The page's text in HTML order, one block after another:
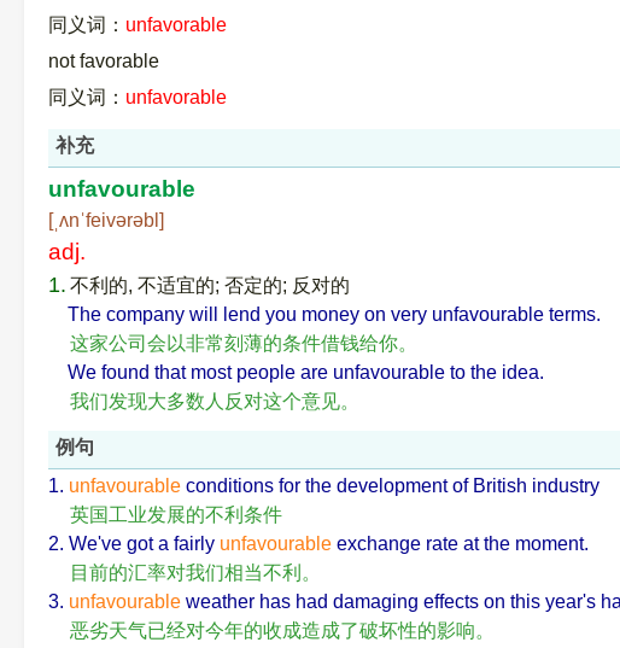
同义词： unfavorable
not favorable
同义词： unfavorable
补充
unfavourable
[ˌʌnˈfeivərəbl]
adj.
1. 不利的, 不适宜的; 否定的; 反对的
The company will lend you money on very unfavourable terms.
这家公司会以非常刻薄的条件借钱给你。
We found that most people are unfavourable to the idea.
我们发现大多数人反对这个意见。
例句
1. unfavourable conditions for the development of British industry
英国工业发展的不利条件
2. We've got a fairly unfavourable exchange rate at the moment.
目前的汇率对我们相当不利。
3. unfavourable weather has had damaging effects on this year's
恶劣天气已经对今年的收成造成了破坏性的影响。